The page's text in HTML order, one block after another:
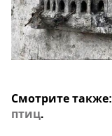
Смотрите также:
птиц.